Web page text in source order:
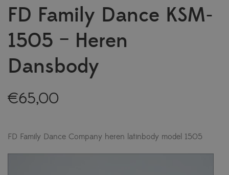
FD Family Dance KSM-
1505 – Heren
Dansbody
€65,00
FD Family Dance Company heren latinbody model 1505